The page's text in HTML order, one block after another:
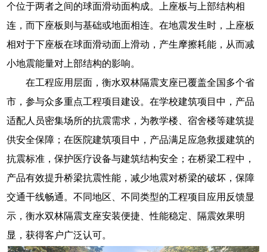
个位于两者之间的球面滑动面构成。上座板与上部结构相
连，而下座板则与基础或地面相连。在地震发生时，上座板
相对于下座板在球面滑动面上滑动，产生摩擦耗能，从而减
小地震能量对上部结构的影响。
在工程应用层面，衡水双林隔震支座已覆盖全国多个省
市，参与众多重点工程项目建设。在学校建筑项目中，产品
适配人员密集场所的抗震需求，为教学楼、宿舍楼等建筑提
供安全保障；在医院建筑项目中，产品满足应急救援建筑的
抗震标准，保护医疗设备与建筑结构安全；在桥梁工程中，
产品有效提升桥梁抗震性能，减少地震对桥梁的破坏，保障
交通干线畅通。不同地区、不同类型的工程项目应用反馈显
示，衡水双林隔震支座安装便捷、性能稳定、隔震效果明
显，获得客户广泛认可。